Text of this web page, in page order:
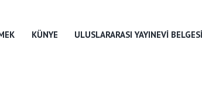
KÜNYE ULUSLARARASI YAYINEVI BELGESI